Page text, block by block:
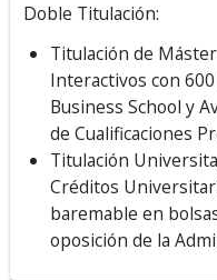
Doble Titulación:
Titulación de
Interactivos con
Business School y
de Cualificaciones
Titulación
Créditos
baremable en
oposición de la